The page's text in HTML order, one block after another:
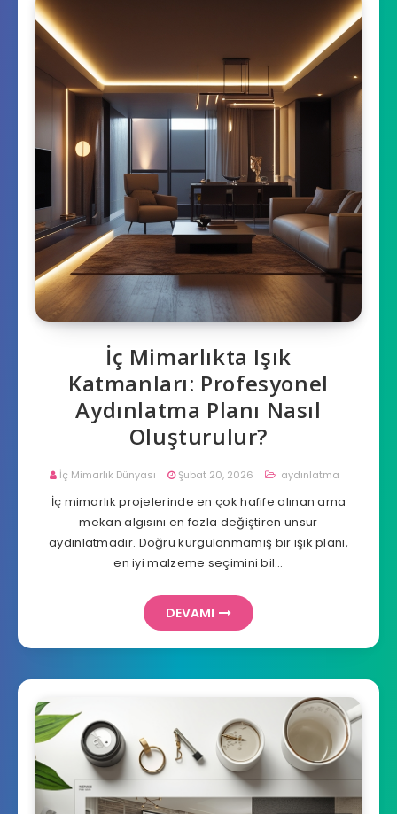
İç Mimarlıkta Işık
Katmanları: Profesyonel
Aydınlatma Planı Nasıl
Oluşturulur?
İç Mimarlık Dünyası Şubat 20, 2026 aydınlatma
İç mimarlık projelerinde en çok hafife alınan ama
mekan algısını en fazla değiştiren unsur
aydınlatmadır. Doğru kurgulanmamış bir ışık planı,
en iyi malzeme seçimini bil…
DEVAMI